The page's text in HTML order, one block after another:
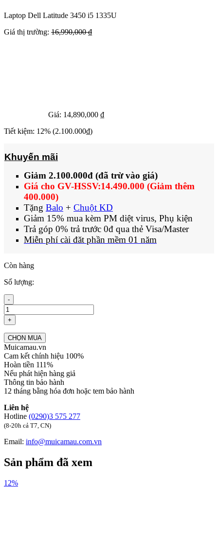
Laptop Dell Latitude 3450 i5 1335U
Giá thị trường: 16,990,000 ₫
Giá: 14,890,000 ₫
Tiết kiệm: 12% (2.100.000₫)
Khuyến mãi
Giảm 2.100.000đ (đã trừ vào giá)
Giá cho GV-HSSV:14.490.000 (Giảm thêm
400.000)
Tặng Balo + Chuột KD
Giảm 15% mua kèm PM diệt virus, Phụ kiện
Trả góp 0% trả trước 0đ qua thẻ Visa/Master
Miễn phí cài đăt phần mềm 01 năm
Còn hàng
Số lượng:
-
+
CHỌN MUA
Muicamau.vn
Cam kết chính hiệu 100%
Hoàn tiền 111%
Nếu phát hiện hàng giả
Thông tin bảo hành
12 tháng bằng hóa đơn hoặc tem bảo hành
Liên hệ
Hotline (0290)3 575 277
(8-20h cả T7, CN)
Email: info@muicamau.com.vn
Sản phẩm đã xem
12%